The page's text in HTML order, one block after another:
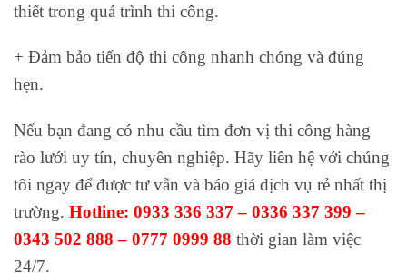
thiết trong quá trình thi công.
+ Đảm bảo tiến độ thi công nhanh chóng và đúng
hẹn.
Nếu bạn đang có nhu cầu tìm đơn vị thi công hàng
rào lưới uy tín, chuyên nghiệp. Hãy liên hệ với chúng
tôi ngay để được tư vẫn và báo giá dịch vụ rẻ nhất thị
trường. Hotline: 0933 336 337 – 0336 337 399 –
0343 502 888 – 0777 0999 88 thời gian làm việc
24/7.